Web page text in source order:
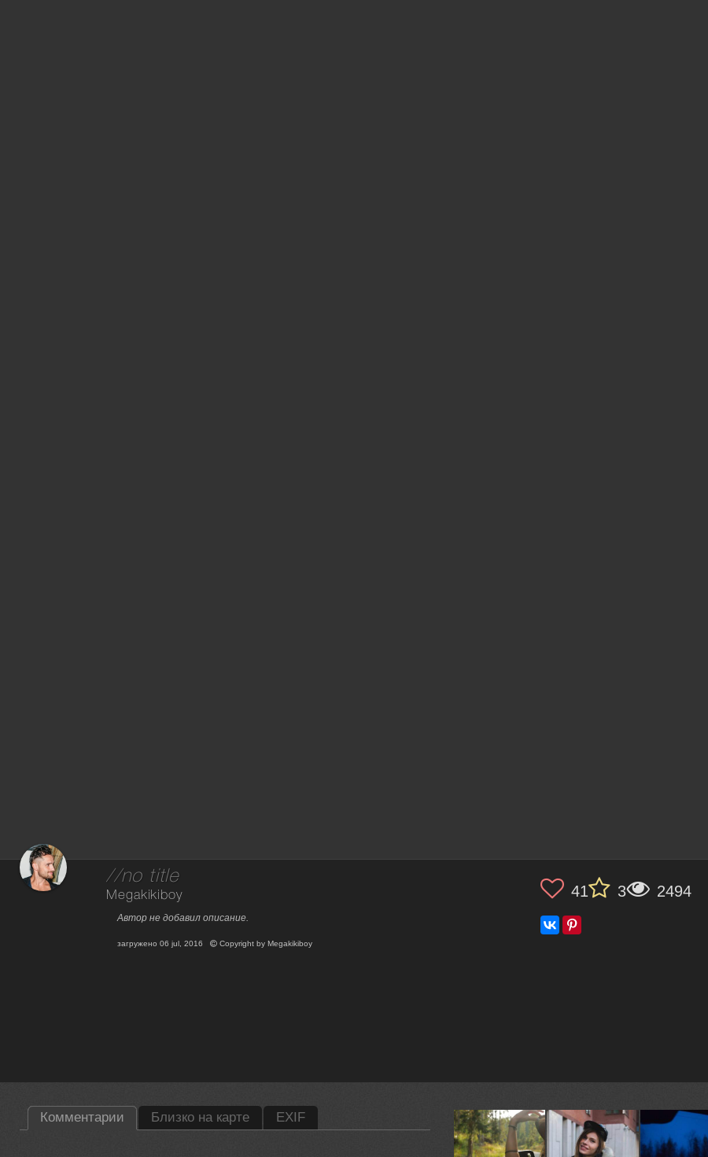
//no title
Megakikiboy
Автор не добавил описание.
загружено06 jul, 2016 Copyright byMegakikiboy
41 3 2494
Комментарии Близко на карте EXIF